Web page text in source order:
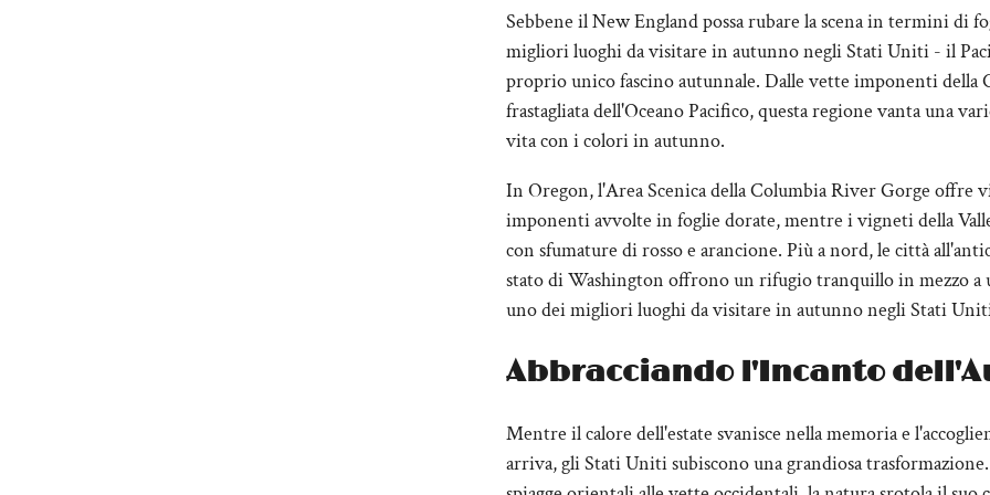
Sebbene il New England possa rubare la scena in termini di
migliori luoghi da visitare in autunno negli Stati Uniti - il
proprio unico fascino autunnale. Dalle vette imponenti della
frastagliata dell'Oceano Pacifico, questa regione vanta una
vita con i colori in autunno.
In Oregon, l'Area Scenica della Columbia River Gorge offre
imponenti avvolte in foglie dorate, mentre i vigneti della
con sfumature di rosso e arancione. Più a nord, le città
stato di Washington offrono un rifugio tranquillo in mezzo a
uno dei migliori luoghi da visitare in autunno negli Stati Uniti
Abbracciando l'Incanto
Mentre il calore dell'estate svanisce nella memoria e
arriva, gli Stati Uniti subiscono una grandiosa